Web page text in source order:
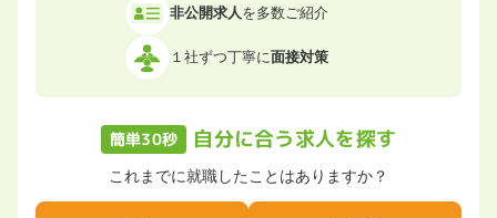
非公開求人を多数ご紹介
１社ずつ丁寧に面接対策
簡単30秒 自分に合う求人を探す
これまでに就職したことはありますか？